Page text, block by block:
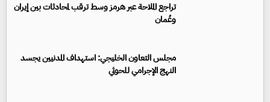
تراجع الملاحة عبر هرمز وسط ترقب لمحادثات بين إيران
وعُمان
مجلس التعاون الخليجي: استهداف المدنيين يجسد
النهج الإجرامي للحوثي